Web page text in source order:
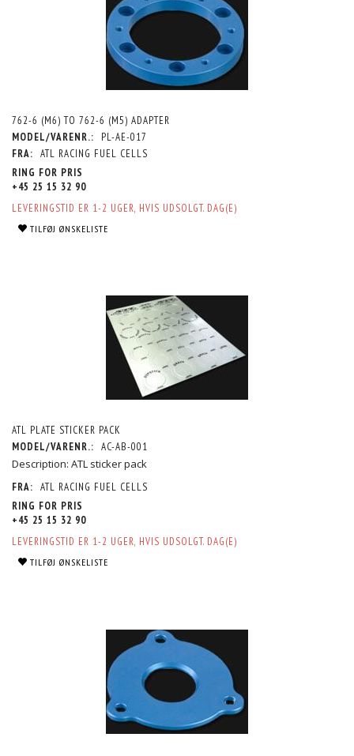
762-6 (M6) TO 762-6 (M5) ADAPTER
MODEL/VARENR.:
PL-AE-017
FRA: ATL RACING FUEL CELLS
RING FOR PRIS
+45 25 15 32 90
LEVERINGSTID ER 1-2 UGER, HVIS UDSOLGT. DAG(E)
TILFØJ ØNSKELISTE
ATL PLATE STICKER PACK
MODEL/VARENR.: AC-AB-001
Description: ATL sticker pack
FRA: ATL RACING FUEL CELLS
RING FOR PRIS
+45 25 15 32 90
LEVERINGSTID ER 1-2 UGER, HVIS UDSOLGT. DAG(E)
TILFØJ ØNSKELISTE